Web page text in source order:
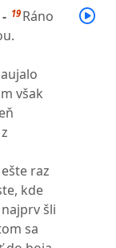
19 Ráno
však
raz
kde
šli
sa